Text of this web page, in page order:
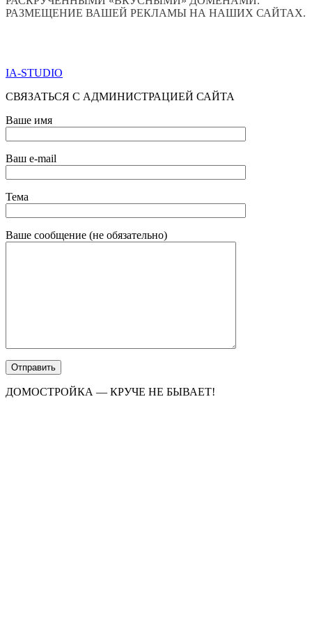
РАЗМЕЩЕНИЕ ВАШЕЙ РЕКЛАМЫ НА НАШИХ САЙТАХ.
IA-STUDIO
СВЯЗАТЬСЯ С АДМИНИСТРАЦИЕЙ САЙТА
Ваше имя
Ваш e-mail
Тема
Ваше сообщение (не обязательно)
ДОМОСТРОЙКА — КРУЧЕ НЕ БЫВАЕТ!